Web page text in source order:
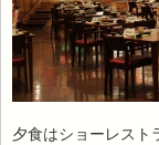
夕食はショーレスト